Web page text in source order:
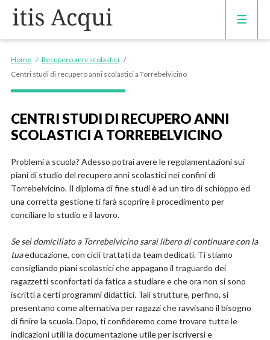
SCUOLE PRIVATE
Home / Recupero anni scolastici /
Centri studi di recupero anni scolastici a Torrebelvicino
CENTRI STUDI DI RECUPERO ANNI
SCOLASTICI A TORREBELVICINO
Problemi a scuola? Adesso potrai avere le regolamentazioni sui
piani di studio del recupero anni scolastici nei confini di
Torrebelvicino. Il diploma di fine studi è ad un tiro di schioppo ed
una corretta gestione ti farà scoprire il procedimento per
conciliare lo studio e il lavoro.
Se sei domiciliato a Torrebelvicino sarai libero di continuare con la
tuaeducazione, con cicli trattati da team dedicati. Ti stiamo
consigliando piani scolastici che appagano il traguardo dei
ragazzetti sconfortati da fatica a studiare e che ora non si sono
iscritti a certi programmi didattici. Tali strutture, perfino, si
presentano come alternativa per ragazzi che ravvisano il bisogno
di finire la scuola. Dopo, ti confideremo come trovare tutte le
indicazioni utili la documentazione utile per iscriversi e